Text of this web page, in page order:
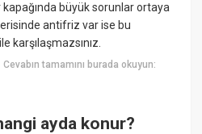
büyük sorunlar ortaya
antifriz var ise bu
karşılaşmazsınız.
Cevabın tamamını burada okuyun:
ayda konur?